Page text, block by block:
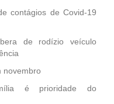
contágios de Covid-19
de rodízio veículo
novembro
é prioridade do